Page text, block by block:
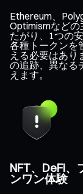
Ethereum、
Optimismなど
たがり、1つの
各種トークンを
える必要はあり
の追跡、異なる
えます。
NFT、DeFi
ンワン体験